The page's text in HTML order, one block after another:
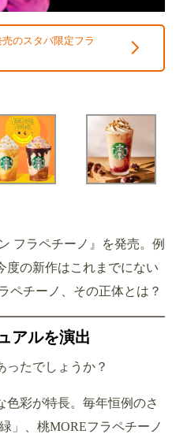
のスタバ限定フラ
フラペチーノ』を発売。例
度の新作はこれまでにない
ペチーノ、その正体とは？
アルを演出
たでしょうか？
色彩が特長。毎年恒例のさ
」、桃MOREフラペチーノ